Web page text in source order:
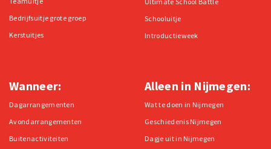
Bedrijfsuitje grote groep
Kerstuitjes
Schooluitje
Introductieweek
Wanneer:
Dagarrangementen
Avondarrangementen
Buitenactiviteiten
Alleen in Nijmegen:
Wat te doen in Nijmegen
Geschiedenis Nijmegen
Dagje uit in Nijmegen